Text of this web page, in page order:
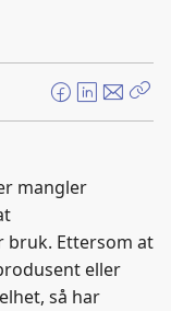
F
a
e
o
o
k
L
i
k
d
I
n
E
-
t
mangler
bruk. Ettersom at
eller
så har